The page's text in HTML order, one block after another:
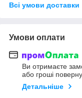
Всі умови доставки
Умови оплати
Ви отримаєте
або гроші
Детальніше